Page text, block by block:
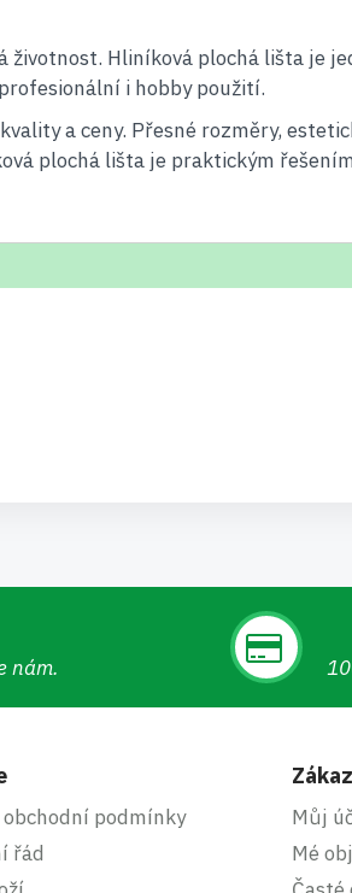
Hliníková plochá lišta je
i hobby použití.
a ceny. Přesné rozměry,
plochá lišta je praktickým
nám.
obchodní podmínky
řád
Můj
Mé